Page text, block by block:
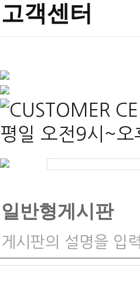
고객센터
일반형게시판
게시판의 설명을 입